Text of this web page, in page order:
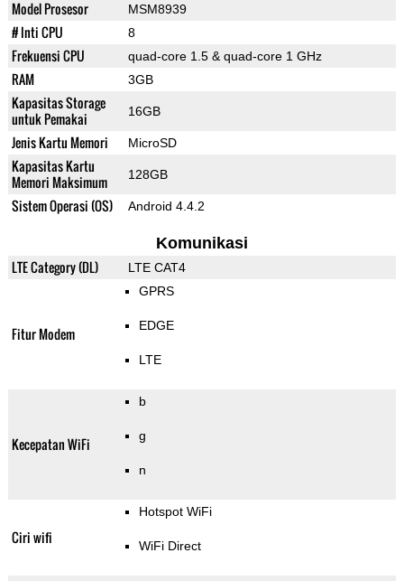
Model Prosesor MSM8939
# Inti CPU 8
Frekuensi CPU quad-core 1.5 & quad-core 1 GHz
RAM 3GB
Kapasitas Storage
untuk Pemakai
16GB
Jenis Kartu Memori MicroSD
Kapasitas Kartu
Memori Maksimum
128GB
Sistem Operasi (OS) Android 4.4.2
Komunikasi
LTE Category (DL) LTE CAT4
Fitur Modem
GPRS
EDGE
LTE
Kecepatan WiFi
b
g
n
Ciri wifi
Hotspot WiFi
WiFi Direct